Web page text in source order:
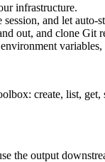
infrastructure.
and let auto-
out, and clone
variables,
create, list, get,
the output